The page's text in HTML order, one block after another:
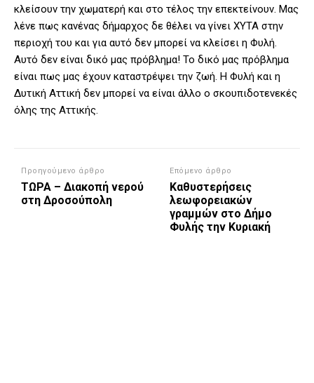
κλείσουν την χωματερή και στο τέλος την επεκτείνουν. Μας
λένε πως κανένας δήμαρχος δε θέλει να γίνει ΧΥΤΑ στην
περιοχή του και για αυτό δεν μπορεί να κλείσει η Φυλή.
Αυτό δεν είναι δικό μας πρόβλημα! Το δικό μας πρόβλημα
είναι πως μας έχουν καταστρέψει την ζωή. Η Φυλή και η
Δυτική Αττική δεν μπορεί να είναι άλλο ο σκουπιδοτενεκές
όλης της Αττικής.
Προηγούμενο άρθρο
ΤΩΡΑ – Διακοπή νερού
στη Δροσούπολη
Επόμενο άρθρο
Καθυστερήσεις
λεωφορειακών
γραμμών στο Δήμο
Φυλής την Κυριακή